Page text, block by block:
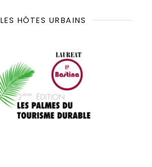
LES HÔTES URBAINS